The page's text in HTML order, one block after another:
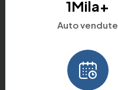
1Mila+
Auto vendute